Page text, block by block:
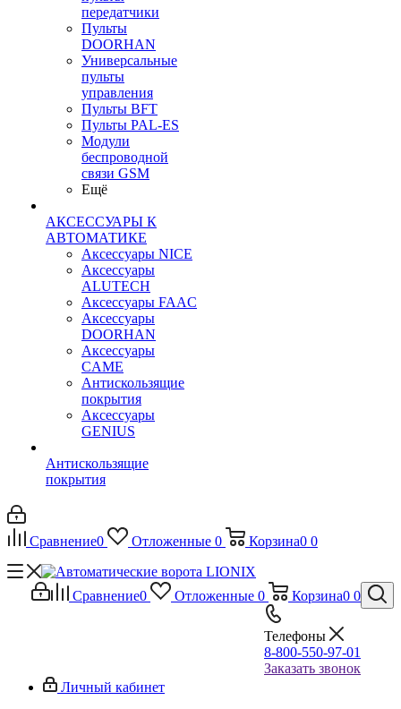
передатчики
Пульты
DOORHAN
Универсальные
пульты
управления
Пульты BFT
Пульты PAL-ES
Модули
беспроводной
связи GSM
Ещё
АКСЕССУАРЫ К
АВТОМАТИКЕ
Аксессуары NICE
Аксессуары
ALUTECH
Аксессуары FAAC
Аксессуары
DOORHAN
Аксессуары
CAME
Антискользящие
покрытия
Аксессуары
GENIUS
Антискользящие
покрытия
Сравнение0 Отложенные 0 Корзина0 0
Сравнение0 Отложенные 0 Корзина0 0
Телефоны
8-800-550-97-01
Заказать звонок
Личный кабинет